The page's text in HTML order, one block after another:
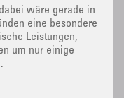
wäre gerade in
eine besondere
Leistungen,
um nur einige